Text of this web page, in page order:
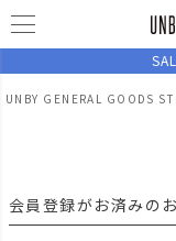
UNBY GENERAL GOODS
会員登録がお済みの